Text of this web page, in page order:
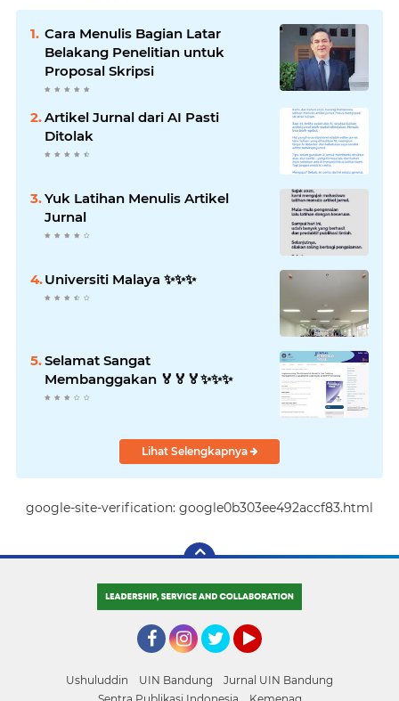
Cara Menulis Bagian Latar
Belakang Penelitian untuk
Proposal Skripsi
Artikel Jurnal dari AI Pasti
Ditolak
Yuk Latihan Menulis Artikel
Jurnal
Universiti Malaya ✨️✨️✨️
Selamat Sangat
Membanggakan 🏅🏅🏅✨️✨️✨️
Lihat Selengkapnya
google-site-verification: google0b303ee492accf83.html
Ushuluddin UIN Bandung
Jurnal UIN Bandung